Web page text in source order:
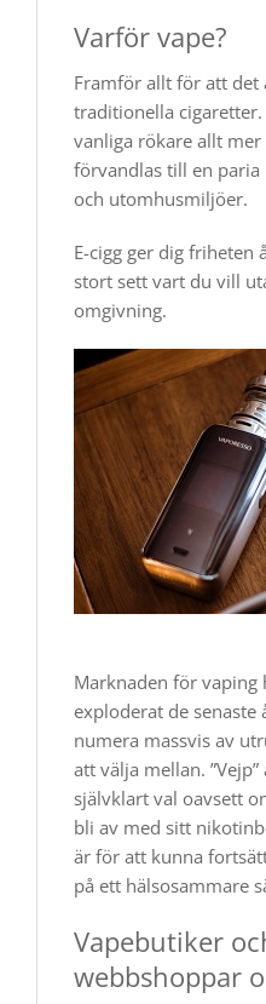
Varför vape?
Framför allt för att det
traditionella
vanliga rökare allt
förvandlas till en
och uto​​​mhusmiljöer.
E-cigg ger dig friheten
stort sett vart du vill
omgivning.
Marknaden för vaping
exploderat de senaste
numera massvis av
att välja mellan.
självklart val oavsett
bli av med sitt
är för att kunna
på ett hälsosammare
Vapebutiker
webbshoppar